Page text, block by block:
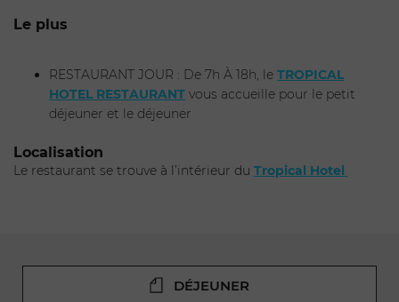
trajet.
Le plus
RESTAURANT JOUR : De 7h À 18h, le TROPICAL
HOTEL RESTAURANT vous accueille pour le petit
déjeuner et le déjeuner
Localisation
Le restaurant se trouve à l’intérieur du Tropical Hotel
DÉJEUNER
ENVOYER